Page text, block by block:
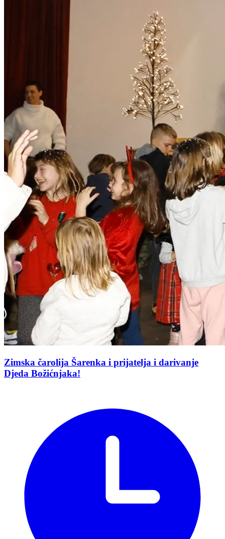
Zimska čarolija Šarenka i prijatelja i darivanje
Djeda Božićnjaka!